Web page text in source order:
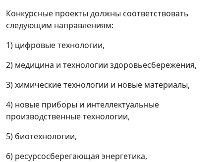
Конкурсные проекты должны соответствовать
следующим направлениям:
1) цифровые технологии,
2) медицина и технологии здоровьесбережения,
3) химические технологии и новые материалы,
4) новые приборы и интеллектуальные
производственные технологии,
5) биотехнологии,
6) ресурсосберегающая энергетика,